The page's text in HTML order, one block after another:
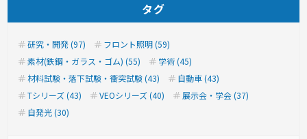
タグ
研究・開発 (97)
フロント照明 (59)
素材(鉄鋼・ガラス・ゴム) (55)
学術 (45)
材料試験・落下試験・衝突試験 (43)
自動車 (43)
Tシリーズ (43)
VEOシリーズ (40)
展示会・学会 (37)
自発光 (30)